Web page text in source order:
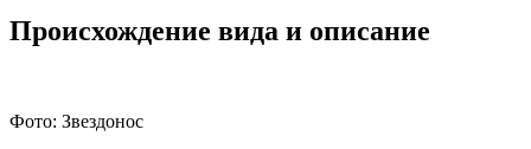
Происхождение вида и описание
Фото: Звездонос